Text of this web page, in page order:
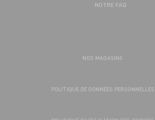
NOTRE FAQ
NOS MAGASINS
POLITIQUE DE DONNÉES PERSONNELLES